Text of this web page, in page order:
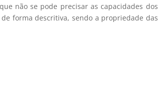
não se pode precisar as capacidades dos
forma descritiva, sendo a propriedade das